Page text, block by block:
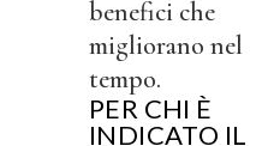
benefici che
migliorano nel
tempo.
PER CHI È
INDICATO IL